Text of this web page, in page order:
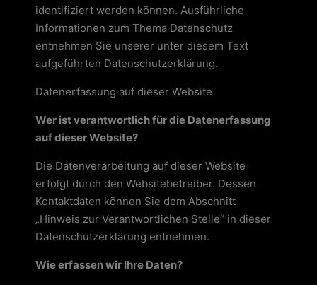
identifiziert werden können. Ausführliche
Informationen zum Thema Datenschutz
entnehmen Sie unserer unter diesem Text
aufgeführten Datenschutzerklärung.
Datenerfassung auf dieser Website
Wer ist verantwortlich für die Datenerfassung
auf dieser Website?
Die Datenverarbeitung auf dieser Website
erfolgt durch den Websitebetreiber. Dessen
Kontaktdaten können Sie dem Abschnitt
„Hinweis zur Verantwortlichen Stelle“ in dieser
Datenschutzerklärung entnehmen.
Wie erfassen wir Ihre Daten?